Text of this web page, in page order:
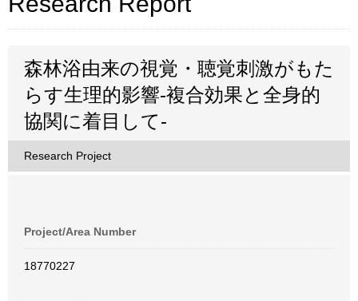
森林浴由来の視覚・聴覚刺激がもた
らす生理的影響-複合効果と全身的
協関に着目して-
Research Project
Project/Area Number
18770227